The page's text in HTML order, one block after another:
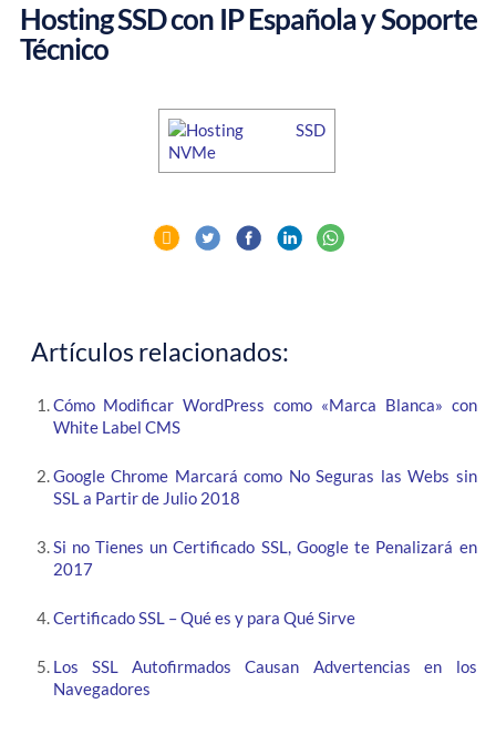
Hosting SSD con IP Española y Soporte
Técnico
Artículos relacionados:
Cómo Modificar WordPress como «Marca Blanca» con
White Label CMS
Google Chrome Marcará como No Seguras las Webs sin
SSL a Partir de Julio 2018
Si no Tienes un Certificado SSL, Google te Penalizará en
2017
Certificado SSL – Qué es y para Qué Sirve
Los SSL Autofirmados Causan Advertencias en los
Navegadores